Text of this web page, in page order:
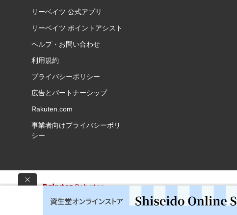
リーベイツ 公式アプリ
リーベイツ ポイントアシスト
ヘルプ・お問い合わせ
利用規約
プライバシーポリシー
広告とパートナーシップ
Rakuten.com
事業者向けプライバシーポリ
シー